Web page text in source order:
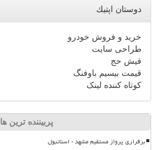
دوستان اپتیك
خرید و فروش خودرو
طراحی سایت
فیش حج
قیمت بیسیم باوفنگ
کوتاه کننده لینک
پربیننده ترین ها
برقراری پرواز مستقیم مشهد - استانبول